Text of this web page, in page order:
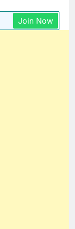
Join Now